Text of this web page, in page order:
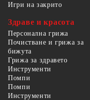
Игри на закрито
Здраве и красота
Персонална грижа
Почистване и грижа за
бижута
Грижа за здравето
Инструменти
Помпи
Помпи
Инструменти